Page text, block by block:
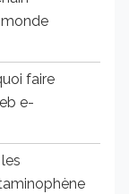
faire
e-